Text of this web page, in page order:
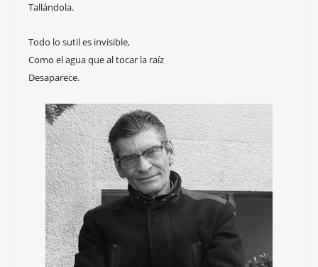
Tallándola.
Todo lo sutil es invisible,
Como el agua que al tocar la raíz
Desaparece.